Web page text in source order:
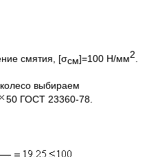
смятия, [σсм]=100 Н/мм2
выбираем
50 ГОСТ 23360-78.